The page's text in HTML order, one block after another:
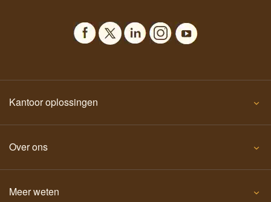
Kantoor oplossingen
Over ons
Meer weten